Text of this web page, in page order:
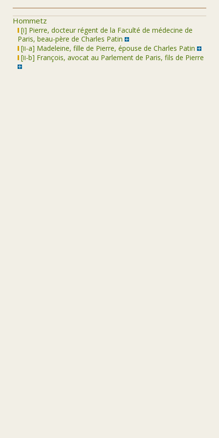
Hommetz
[i] Pierre, docteur régent de la Faculté de médecine de
Paris, beau-père de Charles Patin
[ii-a] Madeleine, fille de Pierre, épouse de Charles Patin
[ii-b] François, avocat au Parlement de Paris, fils de Pierre